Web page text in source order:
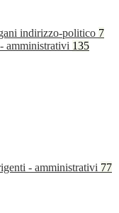
indirizzo-politico 7
amministrativi 135
- amministrativi 77